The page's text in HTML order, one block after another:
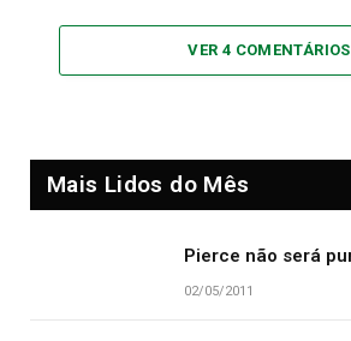
VER 4 COMENTÁRIOS
Mais Lidos do Mês
Pierce não será
02/05/2011